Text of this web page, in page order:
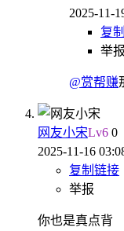
2025-11-
复
举报
@赏帮赚
网友小宋Lv6 0
2025-11-16
复制链接
举报
你也是真点背